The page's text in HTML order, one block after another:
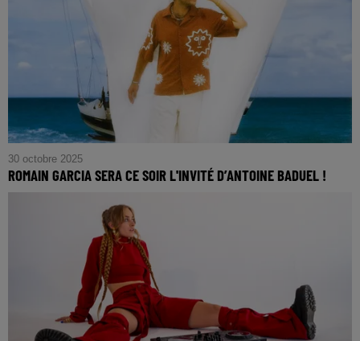
30 octobre 2025
ROMAIN GARCIA SERA CE SOIR L'INVITÉ D’ANTOINE BADUEL !